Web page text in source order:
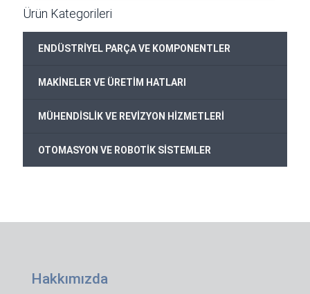
Ürün Kategorileri
ENDÜSTRİYEL PARÇA VE KOMPONENTLER
MAKİNELER VE ÜRETİM HATLARI
MÜHENDİSLİK VE REVİZYON HİZMETLERİ
OTOMASYON VE ROBOTİK SİSTEMLER
Hakkımızda